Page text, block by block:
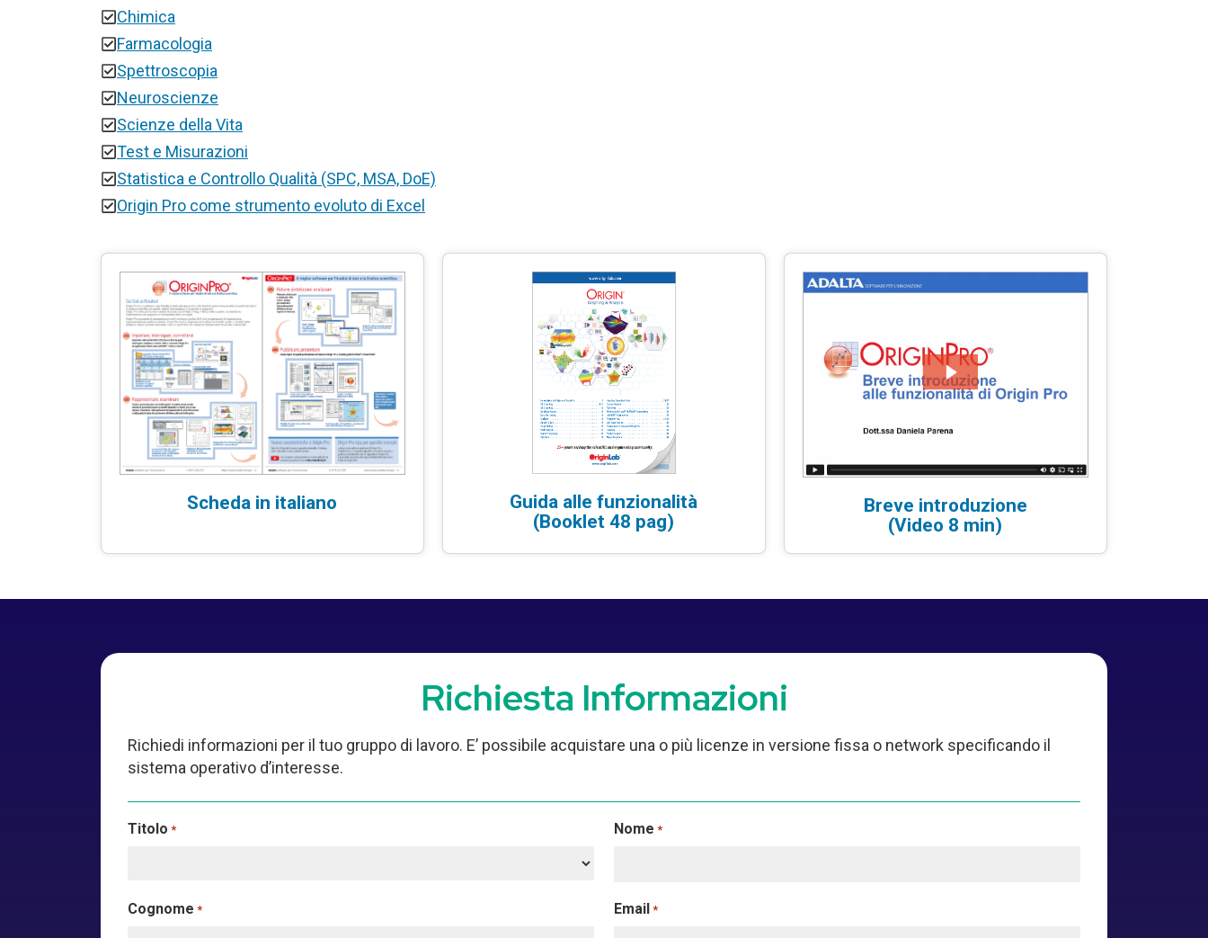
Chimica
Farmacologia
Spettroscopia
Neuroscienze
Scienze della Vita
Test e Misurazioni
Statistica e Controllo Qualità (SPC, MSA, DoE)
Origin Pro come strumento evoluto di Excel
Scheda in italiano
Guida alle funzionalità
(Booklet 48 pag)
Breve introduzione
(Video 8 min)
Richiesta Informazioni
Richiedi informazioni per il tuo gruppo di lavoro. E’ possibile acquistare una o più licenze in versione fissa o network specificando il
sistema operativo d’interesse.
Titolo * Nome *
Cognome * Email *